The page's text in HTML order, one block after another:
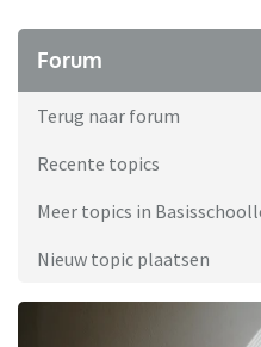
Forum
Terug naar forum
Recente topics
Meer topics in
Nieuw topic plaatsen